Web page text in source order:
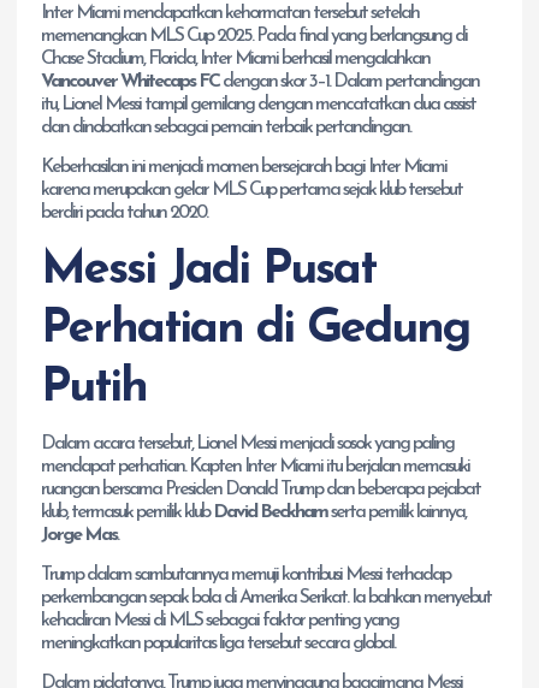
Inter Miami mendapatkan kehormatan tersebut setelah
memenangkan MLS Cup 2025. Pada final yang berlangsung di
Chase Stadium, Florida, Inter Miami berhasil mengalahkan
Vancouver Whitecaps FCdengan skor 3–1. Dalam pertandingan
itu, Lionel Messi tampil gemilang dengan mencatatkan dua assist
dan dinobatkan sebagai pemain terbaik pertandingan.
Keberhasilan ini menjadi momen bersejarah bagi Inter Miami
karena merupakan gelar MLS Cup pertama sejak klub tersebut
berdiri pada tahun 2020.
Messi Jadi Pusat
Perhatian di Gedung
Putih
Dalam acara tersebut, Lionel Messi menjadi sosok yang paling
mendapat perhatian. Kapten Inter Miami itu berjalan memasuki
ruangan bersama Presiden Donald Trump dan beberapa pejabat
klub, termasuk pemilik klub David Beckhamserta pemilik lainnya,
Jorge Mas.
Trump dalam sambutannya memuji kontribusi Messi terhadap
perkembangan sepak bola di Amerika Serikat. Ia bahkan menyebut
kehadiran Messi di MLS sebagai faktor penting yang
meningkatkan popularitas liga tersebut secara global.
Dalam pidatonya, Trump juga menyinggung bagaimana Messi